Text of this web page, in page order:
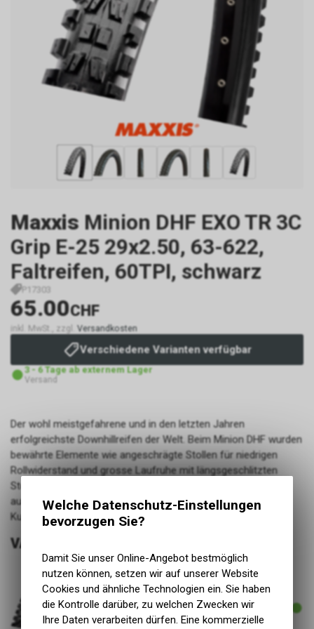
Maxxis Minion DHF EXO TR 3C
Grip E-25 29x2.50, 63-622,
Faltreifen, 60TPI, schwarz
P17303
65.00CHF
inkl. MwSt., zzgl. Versandkosten
Verschiedene Varianten verfügbar
3 - 6 Tage ab externem Lager
Versand
Der wohl meistgefahrene und in den letzten Jahren
erfolgreichste Downhillreifen der Welt. Beim Minion DHF wurden
bewährte Elemente wie angeschrägte Stollen für niedrigen
Rollwiderstand und grosse Laufruhe mit längsgeschlitzten
Stollen für mehr griffige Kanten kombiniert. Dadurch hat er
ausgezeichnete Richtungsstabilität und präzises
Kurvenverhalten.
VARIANTEN
ARTIKELNUMMER
30337
Welche Datenschutz-Einstellungen
bevorzugen Sie?
Damit Sie unser Online-Angebot bestmöglich
nutzen können, setzen wir auf unserer Website
Cookies und ähnliche Technologien ein. Sie haben
die Kontrolle darüber, zu welchen Zwecken wir
Ihre Daten verarbeiten dürfen. Eine kommerzielle